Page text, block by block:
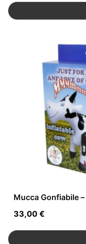
Mucca Gonfiabile
33,00 €